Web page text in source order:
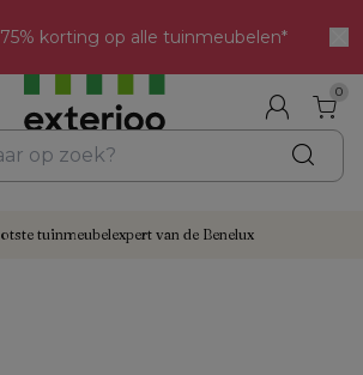
75% korting op alle tuinmeubelen*
0
tuinmeubelexpert van de Benelux